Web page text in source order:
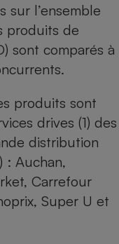
sur l’ensemble
produits de
sont comparés à
produits sont
drives (1) des
distribution
: Auchan,
Carrefour
Super U et